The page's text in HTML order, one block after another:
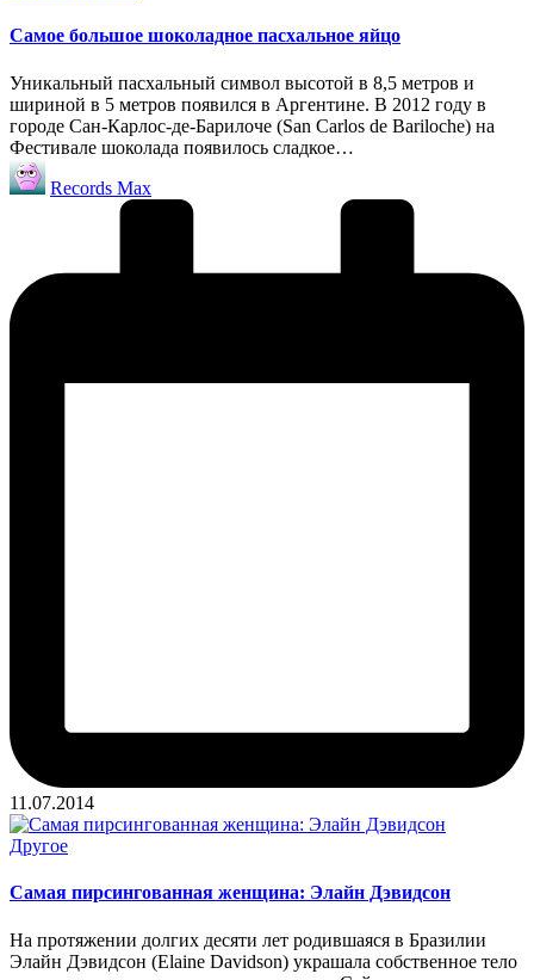
Самое большое шоколадное пасхальное яйцо
Уникальный пасхальный символ высотой в 8,5 метров и
шириной в 5 метров появился в Аргентине. В 2012 году в
городе Сан-Карлос-де-Барилоче (San Carlos de Bariloche) на
Фестивале шоколада появилось сладкое…
Запись
от
Records Max
11.07.2014
Опубликовано
Другое
Самая пирсингованная женщина: Элайн Дэвидсон
На протяжении долгих десяти лет родившаяся в Бразилии
Элайн Дэвидсон (Elaine Davidson) украшала собственное тело